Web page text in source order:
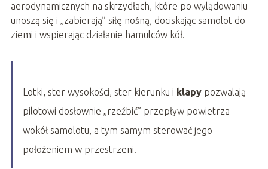
aerodynamicznych na skrzydłach, które po wylądowaniu
unoszą się i „zabierają” siłę nośną, dociskając samolot do
ziemi i wspierając działanie hamulców kół.
Lotki, ster wysokości, ster kierunku i klapypozwalają
pilotowi dosłownie „rzeźbić” przepływ powietrza
wokół samolotu, a tym samym sterować jego
położeniem w przestrzeni.